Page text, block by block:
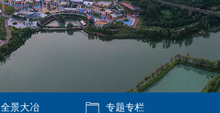
全景大冶 专题专栏